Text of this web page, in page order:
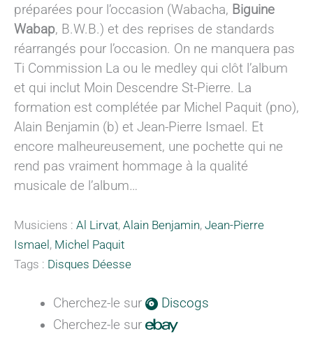
préparées pour l’occasion (Wabacha, Biguine
Wabap, B.W.B.) et des reprises de standards
réarrangés pour l’occasion. On ne manquera pas
Ti Commission La ou le medley qui clôt l’album
et qui inclut Moin Descendre St-Pierre. La
formation est complétée par Michel Paquit (pno),
Alain Benjamin (b) et Jean-Pierre Ismael. Et
encore malheureusement, une pochette qui ne
rend pas vraiment hommage à la qualité
musicale de l’album…
Musiciens : Al Lirvat, Alain Benjamin, Jean-Pierre
Ismael , Michel Paquit
Tags : Disques Déesse
Cherchez-le sur
Discogs
Cherchez-le sur